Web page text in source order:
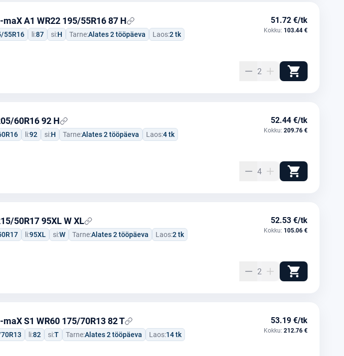
A1 WR22 195/55R16 87 H
55R16 li:87 si:H Tarne:Alates 2 tööpäeva Laos:2 tk
51.72 €/tk
Kokku: 103.44 €
2
60R16 92 H
li:92 si:H Tarne:Alates 2 tööpäeva Laos:4 tk
52.44 €/tk
Kokku: 209.76 €
4
50R17 95XL W XL
li:95XL si:W Tarne:Alates 2 tööpäeva Laos:2 tk
52.53 €/tk
Kokku: 105.06 €
2
S1 WR60 175/70R13 82 T
li:82 si:T Tarne:Alates 2 tööpäeva Laos:14 tk
53.19 €/tk
Kokku: 212.76 €